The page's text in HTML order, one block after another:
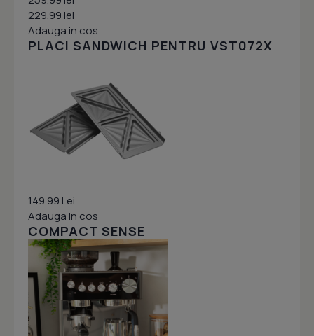
229.99 lei
Adauga in cos
PLACI SANDWICH PENTRU VST072X
149.99 Lei
Adauga in cos
COMPACT SENSE